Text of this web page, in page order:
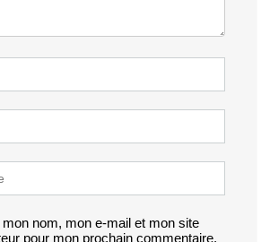
nom, mon e-mail et mon site
pour mon prochain commentaire.